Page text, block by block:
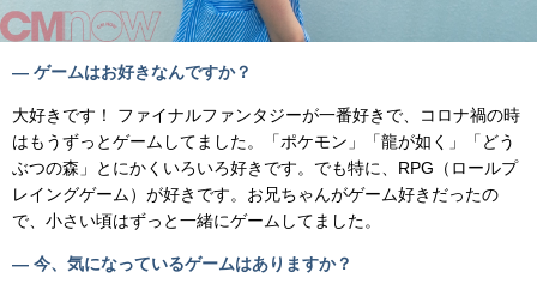
— ゲームはお好きなんですか？
大好きです！ ファイナルファンタジーが一番好きで、コロナ禍の時
はもうずっとゲームしてました。「ポケモン」「龍が如く」「どう
ぶつの森」とにかくいろいろ好きです。でも特に、RPG（ロールプ
レイングゲーム）が好きです。お兄ちゃんがゲーム好きだったの
で、小さい頃はずっと一緒にゲームしてました。
— 今、気になっているゲームはありますか？